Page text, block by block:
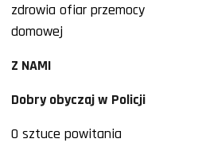
zdrowia ofiar przemocy
domowej
Z NAMI
Dobry obyczaj w Policji
O sztuce powitania